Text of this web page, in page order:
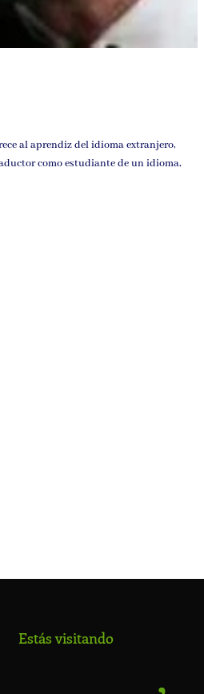
al aprendiz del idioma extranjero,
como estudiante de un idioma,
Estás visitando